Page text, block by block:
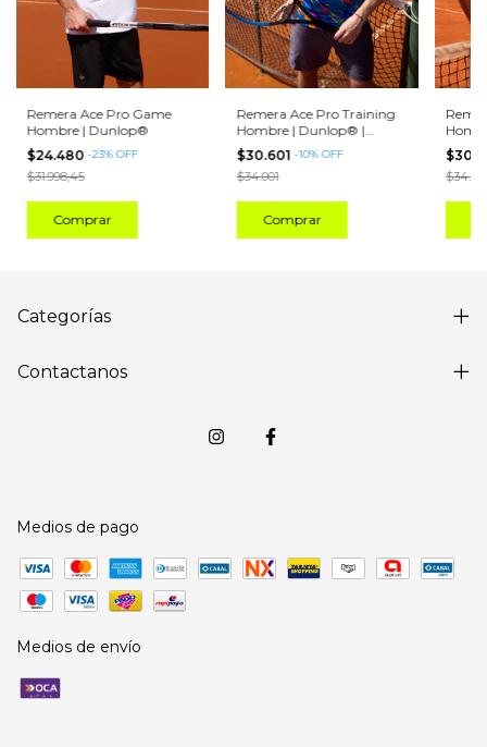
Remera Ace Pro Game
Hombre | Dunlop®
$24.480 -23%OFF
$31.998,45
Comprar
Remera Ace Pro Training
Hombre | Dunlop® |
Turquesa
$30.601 -10%OFF
$34.001
Comprar
$34.001
Categorías
Contactanos
Medios de pago
Medios de envío